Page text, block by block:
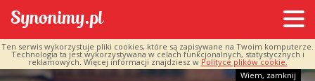
Ten serwis wykorzystuje pliki cookies, które są zapisywane na Twoim komputerze.
Technologia ta jest wykorzystywana w celach funkcjonalnych, statystycznych i
reklamowych. Więcej informacji znajdziesz w Polityce plików cookie.
Wiem, zamknij